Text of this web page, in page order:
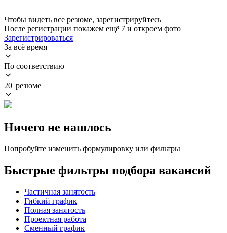
Чтобы видеть все резюме, зарегистрируйтесь
После регистрации покажем ещё 7 и откроем фото
Зарегистрироваться
За всё время
По соответствию
20 резюме
Ничего не нашлось
Попробуйте изменить формулировку или фильтры
Быстрые фильтры подбора вакансий
Частичная занятость
Гибкий график
Полная занятость
Проектная работа
Сменный график